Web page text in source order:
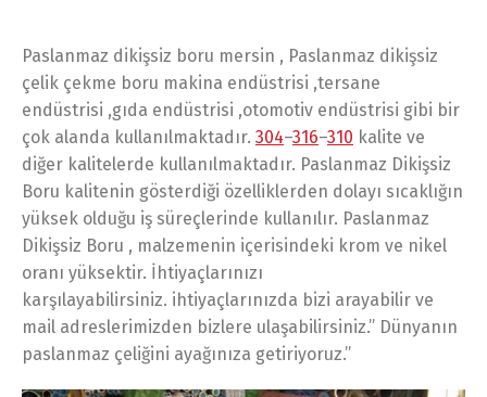
Paslanmaz dikişsiz boru mersin , Paslanmaz dikişsiz
çelik çekme boru makina endüstrisi ,tersane
endüstrisi ,gıda endüstrisi ,otomotiv endüstrisi gibi bir
çok alanda kullanılmaktadır. 304–316–310 kalite ve
diğer kalitelerde kullanılmaktadır. Paslanmaz Dikişsiz
Boru kalitenin gösterdiği özelliklerden dolayı sıcaklığın
yüksek olduğu iş süreçlerinde kullanılır. Paslanmaz
Dikişsiz Boru , malzemenin içerisindeki krom ve nikel
oranı yüksektir. İhtiyaçlarınızı
karşılayabilirsiniz. ihtiyaçlarınızda bizi arayabilir ve
mail adreslerimizden bizlere ulaşabilirsiniz.” Dünyanın
paslanmaz çeliğini ayağınıza getiriyoruz.”